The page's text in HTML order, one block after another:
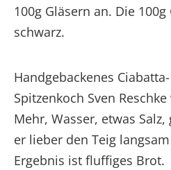
100g Gläsern an. Die
schwarz.
Handgebackenes
Spitzenkoch Sven
Mehr, Wasser, etwas
er lieber den Teig
Ergebnis ist fluffiges Brot.